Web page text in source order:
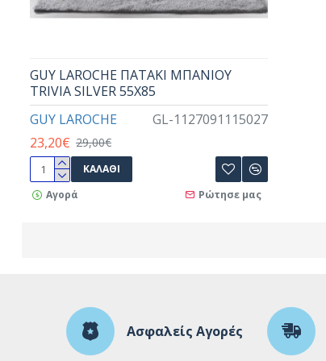
GUY LAROCHE GL-1127091115027
GUY LAROCHE ΠΑΤΑΚΙ ΜΠΑΝΙΟΥ
TRIVIA SILVER 55X85
23,20€ 29,00€
ΚΑΛΆΘΙ
Αγορά
Ρώτησε μας
Ασφαλείς Αγορές